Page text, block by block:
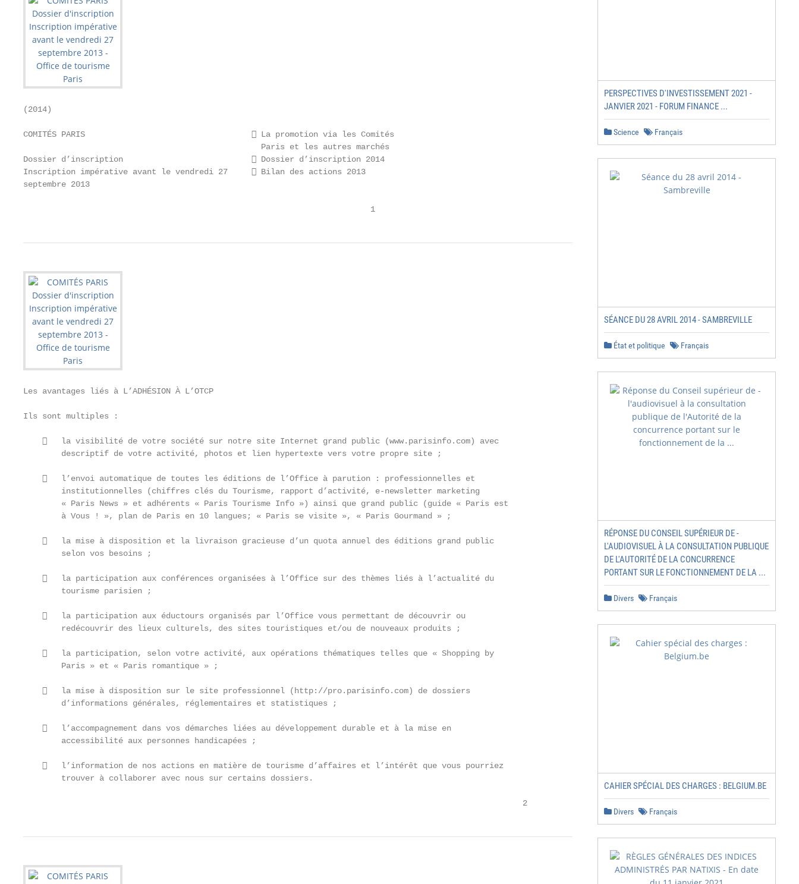
(2014)
COMITÉS PARIS                                    La promotion via les Comités
                                                  Paris et les autres marchés
Dossier d’inscription                            Dossier d’inscription 2014
Inscription impérative avant le vendredi 27      Bilan des actions 2013
septembre 2013
                                                                         1
Les avantages liés à L’ADHÉSION À L’OTCP
Ils sont multiples :
       la visibilité de votre société sur notre site Internet grand public (www.parisinfo.com) avec
        descriptif de votre activité, photos et lien hypertexte vers votre propre site ;
       l’envoi automatique de toutes les éditions de l’Office à parution : professionnelles et
        institutionnelles (chiffres clés du Tourisme, rapport d’activité, e-newsletter marketing
        « Paris News » et adhérents « Paris Tourisme Info ») ainsi que grand public (guide « Paris est
        à Vous ! », plan de Paris en 10 langues; « Paris se visite », « Paris Gourmand » ;
       la mise à disposition et la livraison gracieuse d’un quota annuel des éditions grand public
        selon vos besoins ;
       la participation aux conférences organisées à l’Office sur des thèmes liés à l’actualité du
        tourisme parisien ;
       la participation aux éductours organisés par l’Office vous permettant de découvrir ou
        redécouvrir des lieux culturels, des sites touristiques et/ou de nouveaux produits ;
       la participation, selon votre activité, aux opérations thématiques telles que « Shopping by
        Paris » et « Paris romantique » ;
       la mise à disposition sur le site professionnel (http://pro.parisinfo.com) de dossiers
        d’informations générales, réglementaires et statistiques ;
       l’accompagnement dans vos démarches liées au développement durable et à la mise en
        accessibilité aux personnes handicapées ;
       l’information de nos actions en matière de tourisme d’affaires et l’intérêt que vous pourriez
        trouver à collaborer avec nous sur certains dossiers.
                                                                                                         2
PERSPECTIVES D'INVESTISSEMENT 2021 -
JANVIER 2021 - FORUM FINANCE ...
Science Français
SÉANCE DU 28 AVRIL 2014 - SAMBREVILLE
État et politique Français
RÉPONSE DU CONSEIL SUPÉRIEUR DE -
L'AUDIOVISUEL À LA CONSULTATION PUBLIQUE
DE L'AUTORITÉ DE LA CONCURRENCE
PORTANT SUR LE FONCTIONNEMENT DE LA ...
Divers Français
CAHIER SPÉCIAL DES CHARGES : BELGIUM.BE
Divers Français